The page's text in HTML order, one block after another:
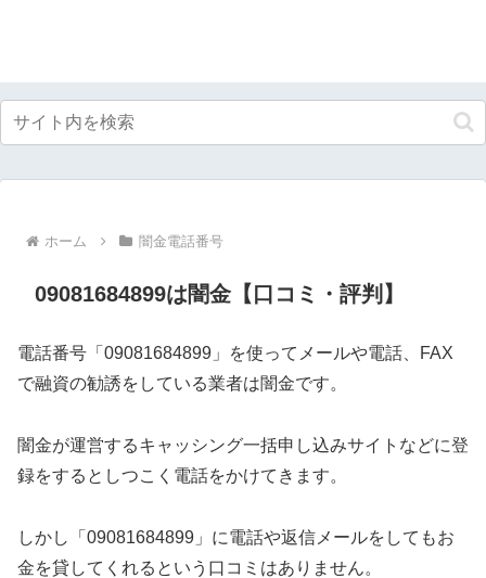
ホーム 闇金電話番号
09081684899は闇金【口コミ・評判】
電話番号「09081684899」を使ってメールや電話、FAX
で融資の勧誘をしている業者は闇金です。
闇金が運営するキャッシング一括申し込みサイトなどに登
録をするとしつこく電話をかけてきます。
しかし「09081684899」に電話や返信メールをしてもお
金を貸してくれるという口コミはありません。